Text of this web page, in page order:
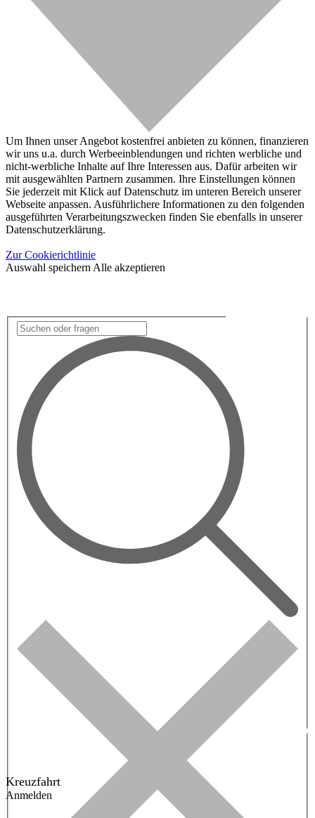
Um Ihnen unser Angebot kostenfrei anbieten zu können, finanzieren
wir uns u.a. durch Werbeeinblendungen und richten werbliche und
nicht-werbliche Inhalte auf Ihre Interessen aus. Dafür arbeiten wir
mit ausgewählten Partnern zusammen. Ihre Einstellungen können
Sie jederzeit mit Klick auf Datenschutz im unteren Bereich unserer
Webseite anpassen. Ausführlichere Informationen zu den folgenden
ausgeführten Verarbeitungszwecken finden Sie ebenfalls in unserer
Datenschutzerklärung.
Zur Cookierichtlinie
Auswahl speichern Alle akzeptieren
Kreuzfahrt
Anmelden